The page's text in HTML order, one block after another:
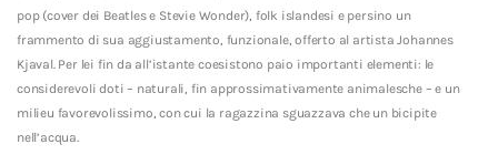
pop (cover dei Beatles e Stevie Wonder), folk islandesi e persino un
frammento di sua aggiustamento, funzionale, offerto al artista Johannes
Kjaval. Per lei fin da all’istante coesistono paio importanti elementi: le
considerevoli doti – naturali, fin approssimativamente animalesche – e un
milieu favorevolissimo, con cui la ragazzina sguazzava che un bicipite
nell’acqua.